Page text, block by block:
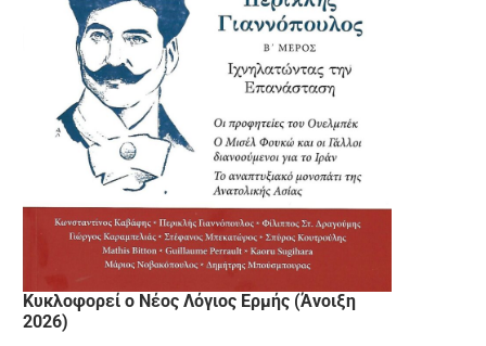
Κυκλοφορεί ο Νέος Λόγιος Ερμής (Άνοιξη
2026)